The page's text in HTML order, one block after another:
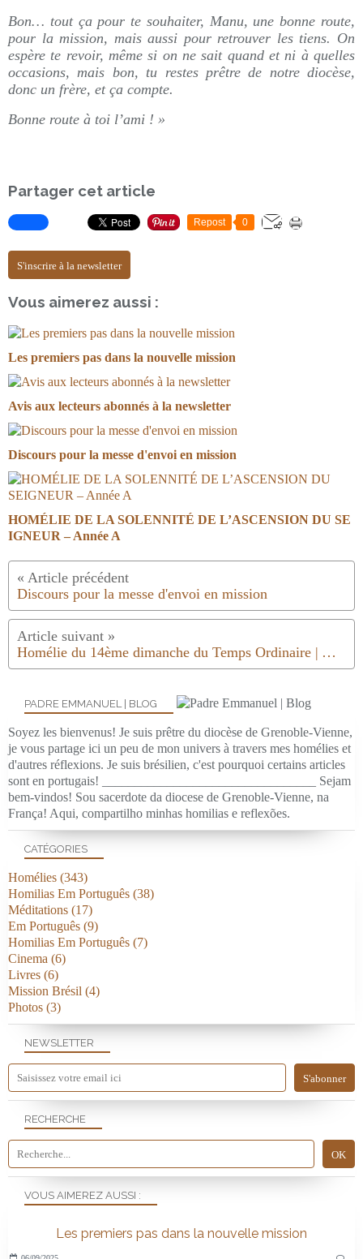
Bon… tout ça pour te souhaiter, Manu, une bonne route,
pour la mission, mais aussi pour retrouver les tiens. On
espère te revoir, même si on ne sait quand et ni à quelles
occasions, mais bon, tu restes prêtre de notre diocèse,
donc un frère, et ça compte.
Bonne route à toi l’ami ! »
Partager cet article
Repost 0
S'inscrire à la newsletter
Vous aimerez aussi :
Les premiers pas dans la nouvelle mission
Avis aux lecteurs abonnés à la newsletter
Discours pour la messe d'envoi en mission
HOMÉLIE DE LA SOLENNITÉ DE L’ASCENSION DU SE
IGNEUR – Année A
Discours pour la messe d'envoi en mission
Homélie du 14ème dimanche du Temps Ordinaire | Année C | 2025
NEWSLETTER
RECHERCHE
PADRE EMMANUEL | BLOG
Soyez les bienvenus! Je suis prêtre du diocèse de Grenoble-Vienne,
je vous partage ici un peu de mon univers à travers mes homélies et
d'autres réflexions. Je suis brésilien, c'est pourquoi certains articles
sont en portugais! _________________________________ Sejam
bem-vindos! Sou sacerdote da diocese de Grenoble-Vienne, na
França! Aqui, compartilho minhas homilias e reflexões.
VOUS AIMEREZ AUSSI :
Les premiers pas dans la nouvelle mission
CATÉGORIES
Homélies (343)
Homilias Em Português (38)
Méditations (17)
Em Português (9)
Homilias Em Português (7)
Cinema (6)
Livres (6)
Mission Brésil (4)
Photos (3)